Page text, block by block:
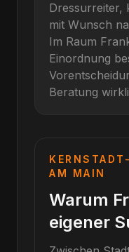
Dressurreiter,
mit Wunsch
Im Raum
Einordnung
Beratung
AM MAIN
Warum
eigener